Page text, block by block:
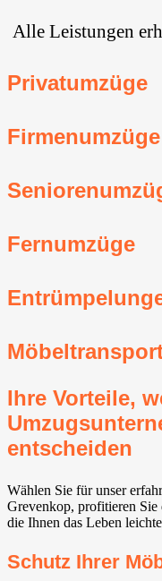
Alle Leistungen
Privatumzüge
Firmenumzüge
Fernumzüge
Ihre Vorteile,
entscheiden
Wählen Sie für unser
Grevenkop, profitieren
die Ihnen das Leben
Schutz Ihrer